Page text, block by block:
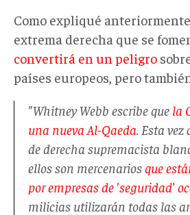
Como expliqué
extrema derecha que se
convertirá en un peligro
países europeos, pero
"Whitney Webb escribe que la
una nueva Al-Qaeda . Esta
de derecha supremacista
ellos son mercenariosque
por empresas de 'seguridad'
milicias utilizarán todas las